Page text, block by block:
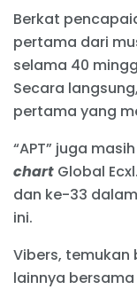
Berkat
pertama dari
selama 40
Secara
pertama yang
“APT” juga
chart Global
dan ke-33 dalam
ini.
Vibers, temukan
lainnya